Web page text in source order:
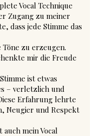
Vocal Technique
Zugang zu meiner
dass jede Stimme das
zu erzeugen.
mir die Freude
ist etwas
– verletzlich und
Erfahrung lehrte
Neugier und Respekt
mein Vocal